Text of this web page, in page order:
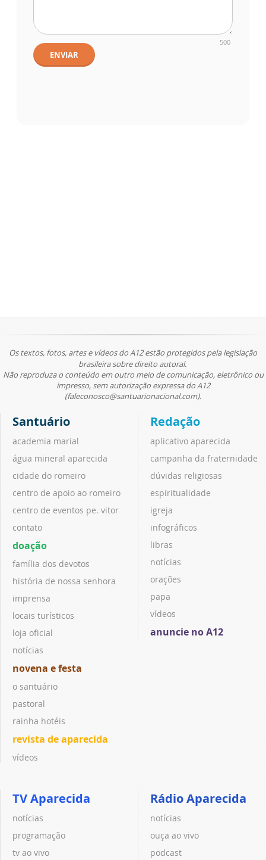
500
ENVIAR
Os textos, fotos, artes e vídeos do A12 estão protegidos pela legislação
brasileira sobre direito autoral.
Não reproduza o conteúdo em outro meio de comunicação, eletrônico ou
impresso, sem autorização expressa do A12
(faleconosco@santuarionacional.com).
Santuário
academia marial
água mineral aparecida
cidade do romeiro
centro de apoio ao romeiro
centro de eventos pe. vitor
contato
doação
família dos devotos
história de nossa senhora
imprensa
locais turísticos
loja oficial
notícias
novena e festa
o santuário
pastoral
rainha hotéis
revista de aparecida
vídeos
Redação
aplicativo aparecida
campanha da fraternidade
dúvidas religiosas
espiritualidade
igreja
infográficos
libras
notícias
orações
papa
vídeos
anuncie no A12
TV Aparecida
notícias
programação
tv ao vivo
Rádio Aparecida
notícias
ouça ao vivo
podcast